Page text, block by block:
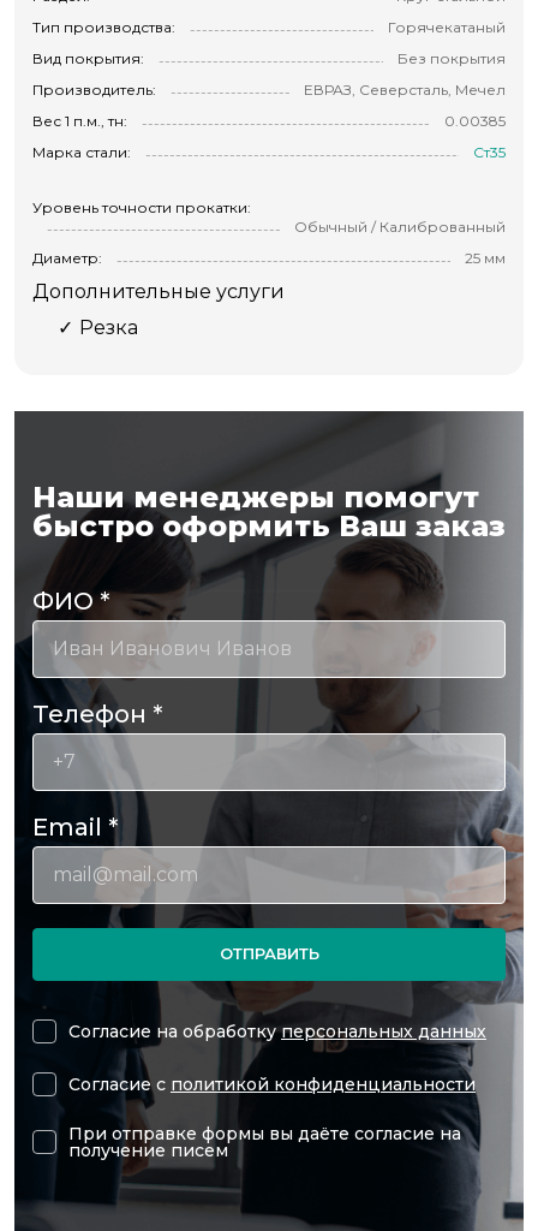
Тип производства:
Горячекатаный
Вид покрытия:
Без покрытия
Производитель:
ЕВРАЗ, Северсталь, Мечел
Вес 1 п.м., тн:
0.00385
Марка стали:
Ст35
Уровень точности прокатки:
Обычный / Калиброванный
Диаметр:
25 мм
Дополнительные услуги
Резка
Наши менеджеры помогут
быстро оформить Ваш заказ
ФИО*
Телефон *
Email *
ОТПРАВИТЬ
Согласие на обработкуперсональных данных
Согласие с политикой конфиденциальности
При отправке формы вы даёте согласие на
получение писем